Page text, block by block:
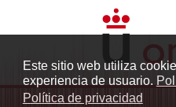
Este sitio web utiliza
experiencia de usuario.
Política de privacidad